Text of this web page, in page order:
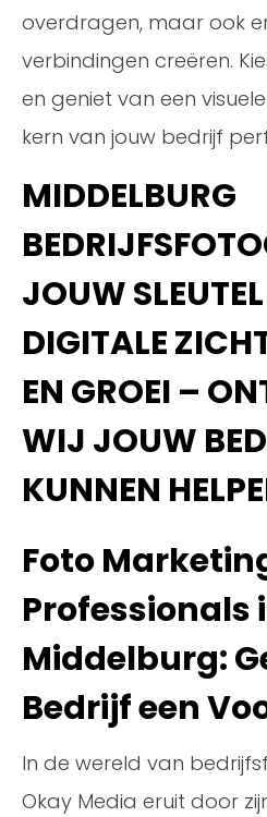
overdragen, maar ook
verbindingen creëren.
en geniet van een
kern van jouw bedrijf
MIDDELBURG
JOUW
DIGITALE
EN GROEI –
WIJ JOUW
KUNNEN
Foto
Professionals
Middelburg:
Bedrijf een
In de wereld van
Okay Media eruit door